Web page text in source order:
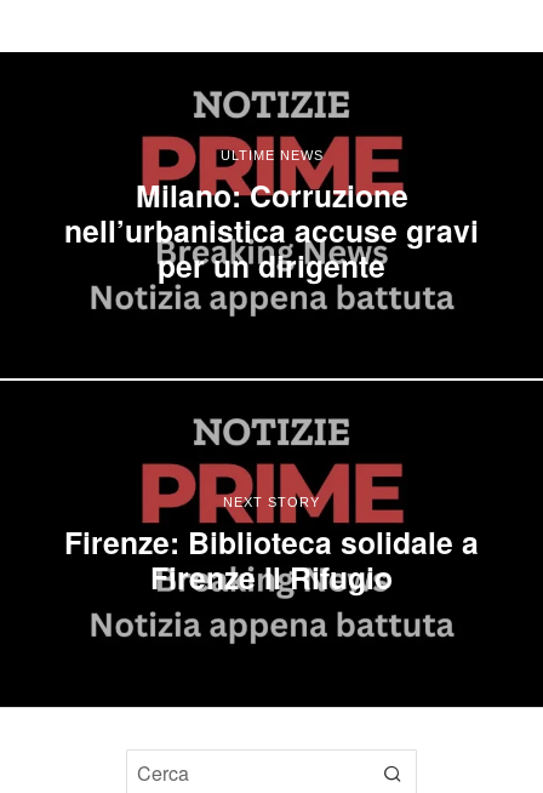
ULTIME NEWS
Milano: Corruzione
nell’urbanistica accuse gravi
per un dirigente
NEXT STORY
Firenze: Biblioteca solidale a
Firenze Il Rifugio